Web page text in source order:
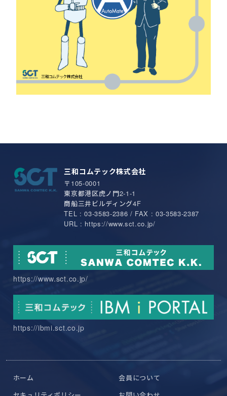
三和コムテック株式会社
〒105-0001
東京都港区虎ノ門2-1-1
商船三井ビルディング4F
TEL : 03-3583-2386 / FAX : 03-3583-2387
URL : https://www.sct.co.jp/
https://www.sct.co.jp/
https://ibmi.sct.co.jp
ホーム
会員について